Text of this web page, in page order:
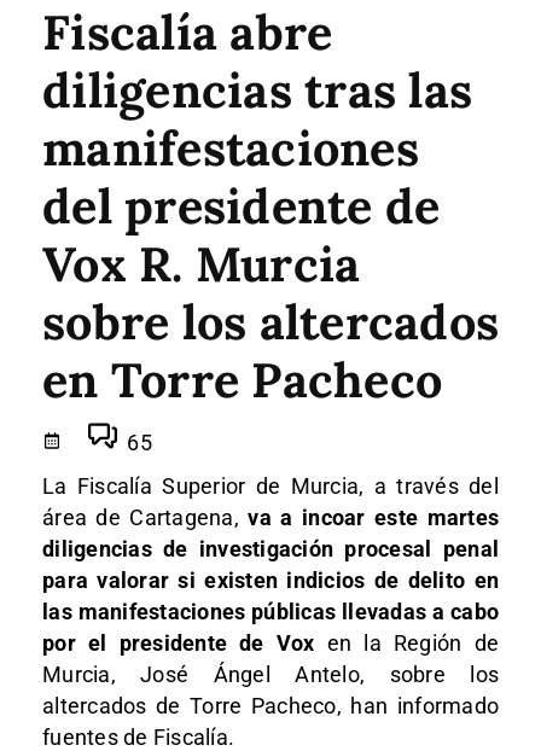
Fiscalía abre
diligencias tras las
manifestaciones
del presidente de
Vox R. Murcia
sobre los altercados
en Torre Pacheco
65
La Fiscalía Superior de Murcia, a través del
área de Cartagena,va a incoar este martes
diligencias de investigación procesal penal
para valorar si existen indicios de delito en
las manifestaciones públicas llevadas a cabo
por el presidente de Vox en la Región de
Murcia, José Ángel Antelo, sobre los
altercados de Torre Pacheco, han informado
fuentes de Fiscalía.